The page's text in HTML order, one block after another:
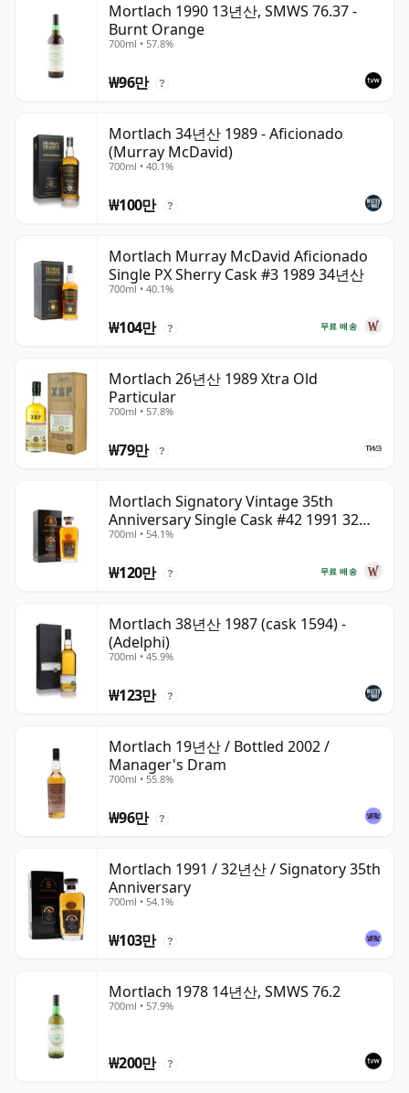
Mortlach 1990 13년산, SMWS 76.37 -
Burnt Orange
700ml • 57.8%
₩96만 ?
Mortlach 34년산 1989 - Aficionado
(Murray McDavid)
700ml • 40.1%
₩100만 ?
Mortlach Murray McDavid Aficionado
Single PX Sherry Cask #3 1989 34년산
700ml • 40.1%
무료 배송
₩104만 ?
Mortlach 26년산 1989 Xtra Old
Particular
700ml • 57.8%
₩79만 ?
Mortlach Signatory Vintage 35th
Anniversary Single Cask #42 1991 32년
산
700ml • 54.1%
무료 배송
₩120만 ?
Mortlach 38년산 1987 (cask 1594) -
(Adelphi)
700ml • 45.9%
₩123만 ?
Mortlach 19년산 / Bottled 2002 /
Manager's Dram
700ml • 55.8%
₩96만 ?
Mortlach 1991 / 32년산 / Signatory 35th
Anniversary
700ml • 54.1%
₩103만 ?
Mortlach 1978 14년산, SMWS 76.2
700ml • 57.9%
₩200만 ?